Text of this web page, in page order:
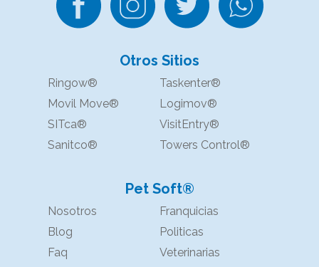
Otros Sitios
Ringow®
Taskenter®
Movil Move®
Logimov®
SITca®
VisitEntry®
Sanitco®
Towers Control®
Pet Soft®
Nosotros
Franquicias
Blog
Politicas
Faq
Veterinarias